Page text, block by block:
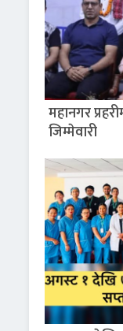
महानगर
जिम्मेवारी